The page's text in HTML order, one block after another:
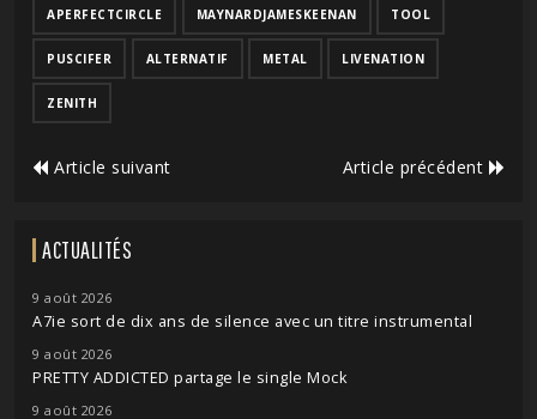
APERFECTCIRCLE MAYNARDJAMESKEENAN TOOL
PUSCIFER ALTERNATIF METAL LIVENATION
ZENITH
Article suivant Article précédent
ACTUALITÉS
9 août 2026
A7ie sort de dix ans de silence avec un titre instrumental
9 août 2026
PRETTY ADDICTED partage le single Mock
9 août 2026